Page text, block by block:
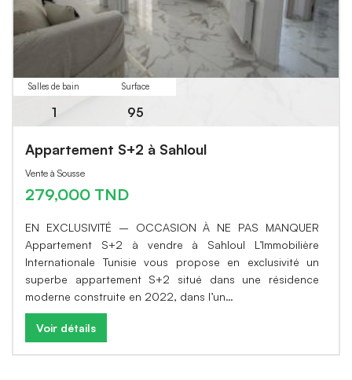
Salles de bain
1
Surface
95
Appartement S+2 à Sahloul
Vente à Sousse
279,000 TND
EN EXCLUSIVITÉ – OCCASION À NE PAS MANQUER
Appartement S+2 à vendre à Sahloul L’Immobilière
Internationale Tunisie vous propose en exclusivité un
superbe appartement S+2 situé dans une résidence
moderne construite en 2022, dans l’un…
Voir détails